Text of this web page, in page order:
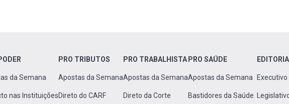
da Semana
nas Instituições
PRO TRIBUTOS
Apostas da Semana
Direto do CARF
PRO TRABALHISTA
Apostas da Semana
Direto da Corte
PRO SAÚDE
Apostas da Semana
Bastidores da Saúde
Executivo